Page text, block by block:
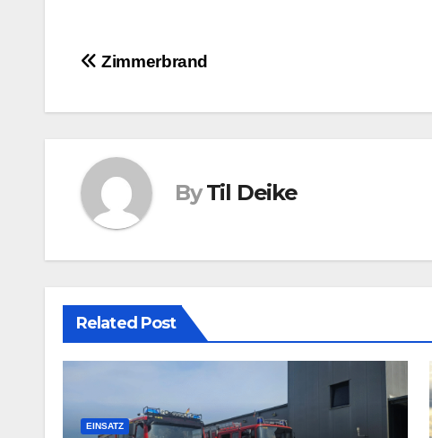
Beitragsnavigation
Zimmerbrand
By Til Deike
Related Post
EINSATZ